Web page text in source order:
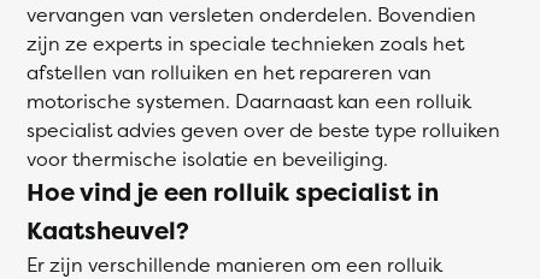
vervangen van versleten onderdelen. Bovendien
zijn ze experts in speciale technieken zoals het
afstellen van rolluiken en het repareren van
motorische systemen. Daarnaast kan een rolluik
specialist advies geven over de beste type rolluiken
voor thermische isolatie en beveiliging.
Hoe vind je een rolluik specialist in
Kaatsheuvel?
Er zijn verschillende manieren om een rolluik